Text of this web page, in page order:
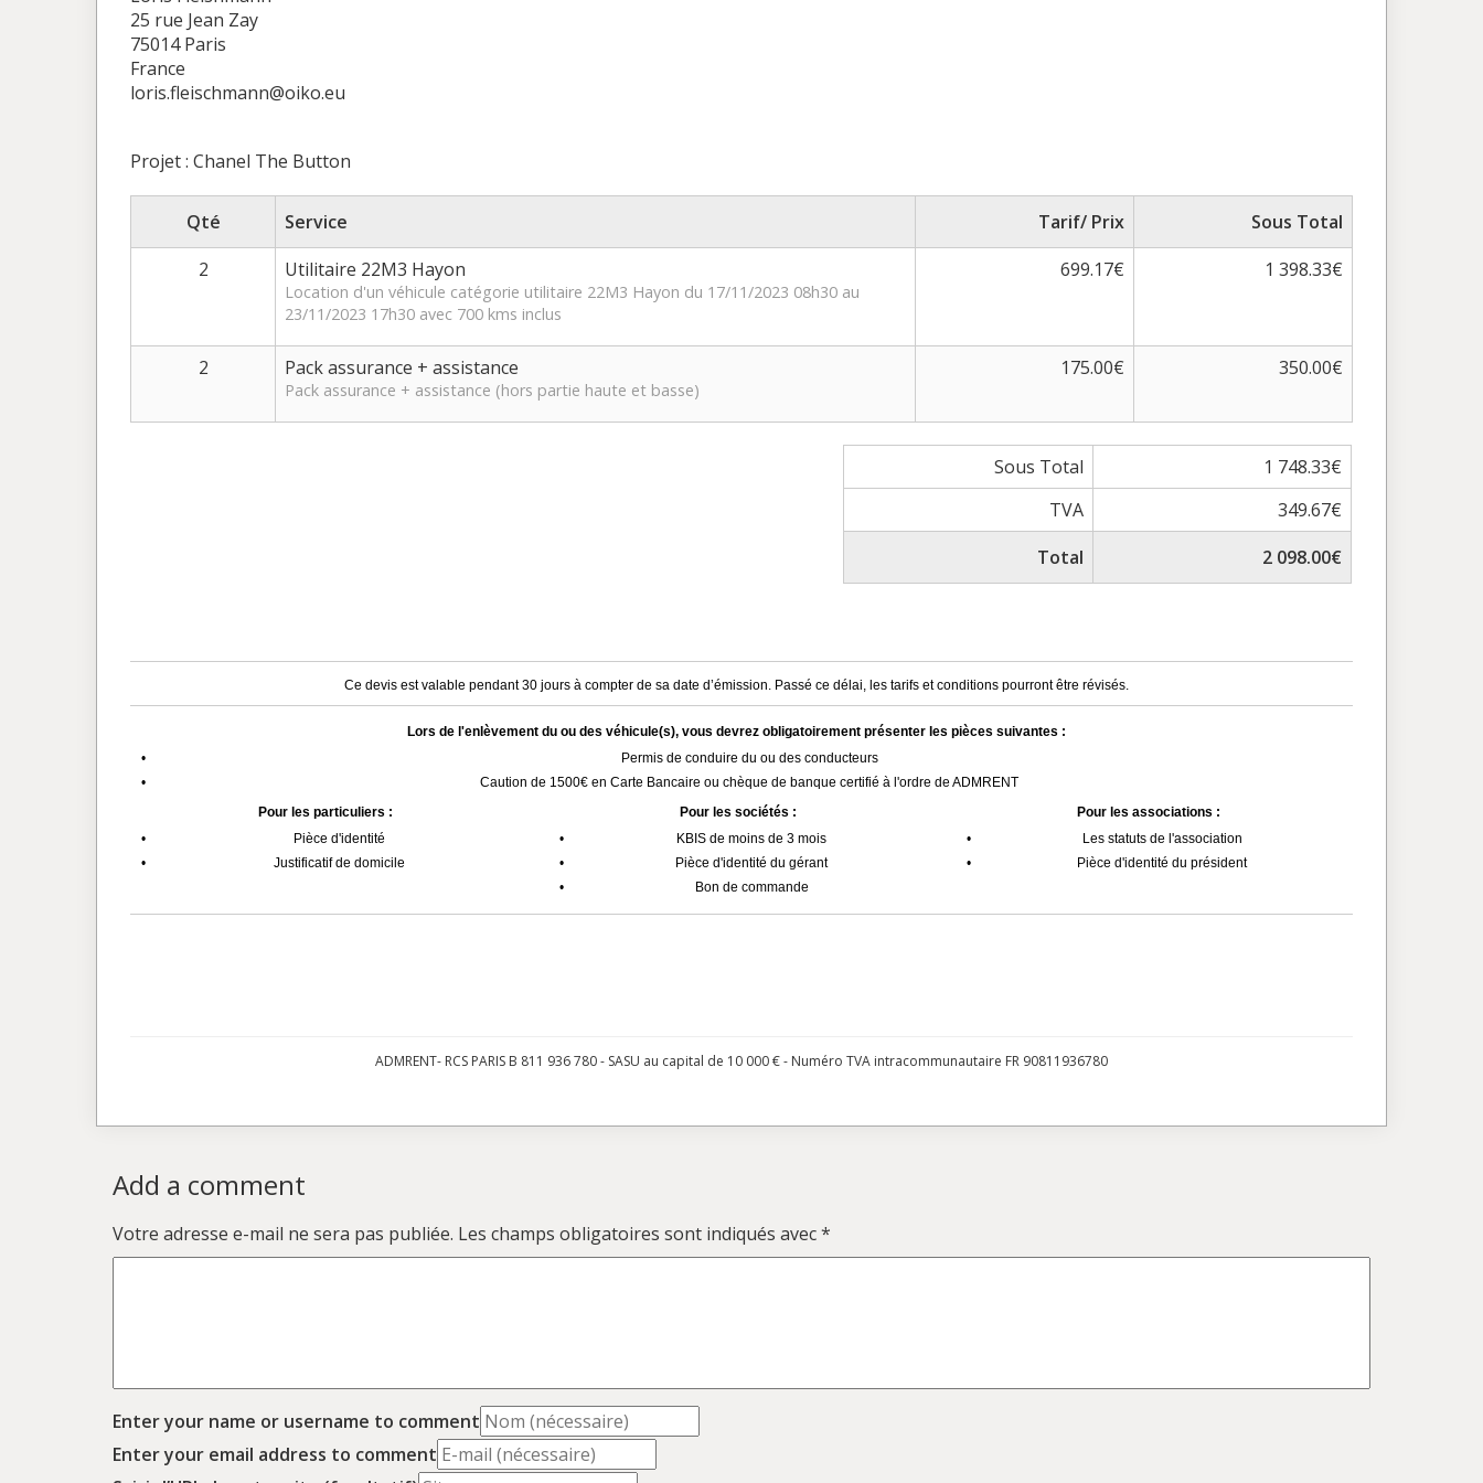
25 rue Jean Zay
75014 Paris
France
loris.fleischmann@oiko.eu
Projet : Chanel The Button
Qté Service Tarif/ Prix
Sous Total
2
Utilitaire 22M3 Hayon
Location d'un véhicule catégorie utilitaire 22M3 Hayon du 17/11/2023 08h30 au
23/11/2023 17h30 avec 700 kms inclus
699.17€ 1 398.33€
2 Pack assurance + assistance
Pack assurance + assistance (hors partie haute et basse)
175.00€ 350.00€
Sous Total
1 748.33€
TVA
349.67€
Total
2 098.00€
Ce devis est valable pendant 30 jours à compter de sa date d’émission. Passé ce délai, les tarifs et conditions pourront être révisés.
Lors de l'enlèvement du ou des véhicule(s), vous devrez obligatoirement présenter les pièces suivantes :
•
Permis de conduire du ou des conducteurs
•
Caution de 1500€ en Carte Bancaire ou chèque de banque certifié à l'ordre de ADMRENT
Pour les particuliers :
•
Pièce d'identité
•
Justificatif de domicile
Pour les sociétés :
•
KBIS de moins de 3 mois
•
Pièce d'identité du gérant
•
Bon de commande
Pour les associations :
•
Les statuts de l'association
•
Pièce d'identité du président
ADMRENT- RCS PARIS B 811 936 780 - SASU au capital de 10 000 € - Numéro TVA intracommunautaire FR 90811936780
Add a comment
Votre adresse e-mail ne sera pas publiée. Les champs obligatoires sont indiqués avec*
Enter your name or username to comment
Enter your email address to comment